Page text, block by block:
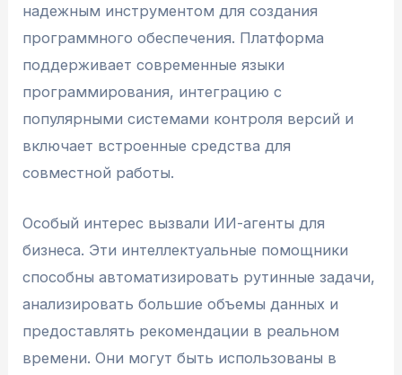
надежным инструментом для создания
программного обеспечения. Платформа
поддерживает современные языки
программирования, интеграцию с
популярными системами контроля версий и
включает встроенные средства для
совместной работы.
Особый интерес вызвали ИИ-агенты для
бизнеса. Эти интеллектуальные помощники
способны автоматизировать рутинные задачи,
анализировать большие объемы данных и
предоставлять рекомендации в реальном
времени. Они могут быть использованы в